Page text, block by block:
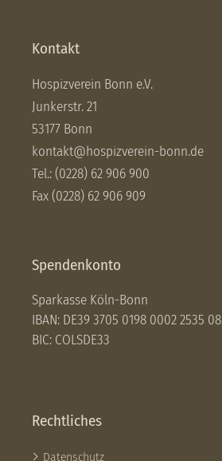
Kontakt
Hospizverein Bonn e.V.
Junkerstr. 21
53177 Bonn
kontakt@hospizverein-bonn.de
Tel.: (0228) 62 906 900
Fax (0228) 62 906 909
Spendenkonto
Sparkasse Köln-Bonn
IBAN: DE39 3705 0198 0002 2535 08
BIC: COLSDE33
Rechtliches
Datenschutz